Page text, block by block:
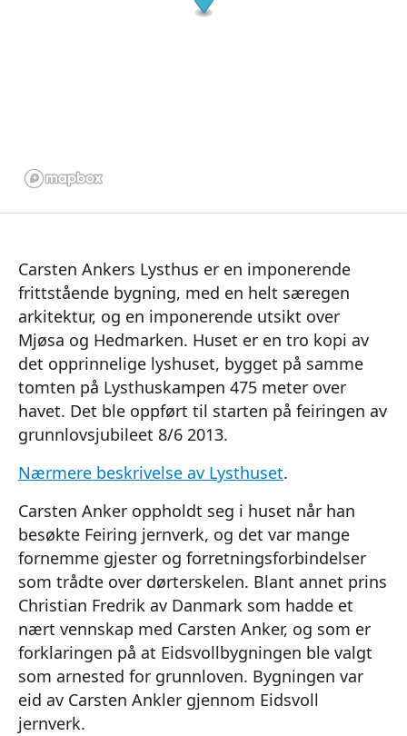
Carsten Ankers Lysthus er en imponerende
frittstående bygning, med en helt særegen
arkitektur, og en imponerende utsikt over
Mjøsa og Hedmarken. Huset er en tro kopi av
det opprinnelige lyshuset, bygget på samme
tomten på Lysthuskampen 475 meter over
havet. Det ble oppført til starten på feiringen av
grunnlovsjubileet 8/6 2013.
Nærmere beskrivelse av Lysthuset.
Carsten Anker oppholdt seg i huset når han
besøkte Feiring jernverk, og det var mange
fornemme gjester og forretningsforbindelser
som trådte over dørterskelen. Blant annet prins
Christian Fredrik av Danmark som hadde et
nært vennskap med Carsten Anker, og som er
forklaringen på at Eidsvollbygningen ble valgt
som arnested for grunnloven. Bygningen var
eid av Carsten Ankler gjennom Eidsvoll
jernverk.